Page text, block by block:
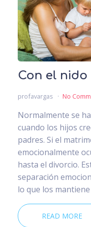
Con el nido
profavargas No
Normalmente se
cuando los hijos
padres. Si el
emocionalmente
hasta el divorcio.
separación
lo que los
READ MORE